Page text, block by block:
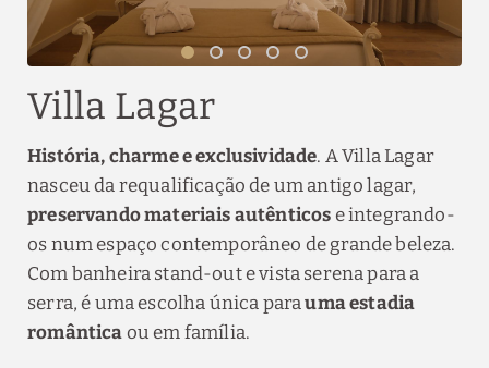
Villa Lagar
História, charme e exclusividade. A Villa Lagar
nasceu da requalificação de um antigo lagar,
preservando materiais autênticose integrando-
os num espaço contemporâneo de grande beleza.
Com banheira stand-out e vista serena para a
serra, é uma escolha única parauma estadia
românticaou em família.